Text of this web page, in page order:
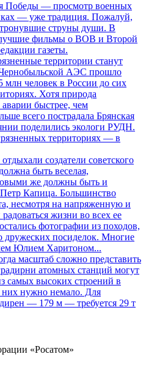
Победы — просмотр военных
— уже традиция. Пожалуй,
струны души. В
фильмы о ВОВ и Второй
газеты.
территории станут
АЭС прошло
млн человек в России до сих
Хотя природа
аварии быстрее, чем
всего пострадала Брянская
поделились экологи РУДН.
территориях — в
создатели советского
быть веселая,
же должны быть и
Капица. Большинство
несмотря на напряженную и
жизни во всех ее
фотографии из походов,
дружеских посиделок. Многие
Юлием Харитоном...
масштаб сложно представить
атомных станций могут
самых высоких строений в
них нужно немало. Для
— 179 м — требуется 29 т
«Росатом»